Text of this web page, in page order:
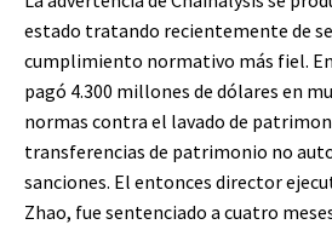
estado tratando recientemente de
cumplimiento normativo más fiel.
pagó 4.300 millones de dólares en
normas contra el lavado de
transferencias de patrimonio no
sanciones. El entonces director
Zhao, fue sentenciado a cuatro